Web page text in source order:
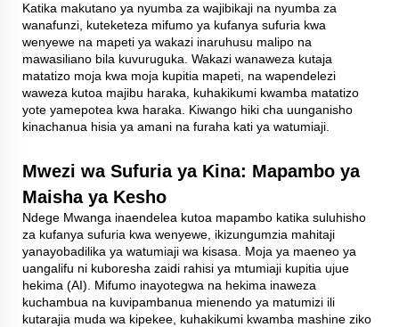
Katika makutano ya nyumba za wajibikaji na nyumba za
wanafunzi, kuteketeza mifumo ya kufanya sufuria kwa
wenyewe na mapeti ya wakazi inaruhusu malipo na
mawasiliano bila kuvuruguka. Wakazi wanaweza kutaja
matatizo moja kwa moja kupitia mapeti, na wapendelezi
waweza kutoa majibu haraka, kuhakikumi kwamba matatizo
yote yamepotea kwa haraka. Kiwango hiki cha uunganisho
kinachanua hisia ya amani na furaha kati ya watumiaji.
Mwezi wa Sufuria ya Kina: Mapambo ya
Maisha ya Kesho
Ndege Mwanga inaendelea kutoa mapambo katika suluhisho
za kufanya sufuria kwa wenyewe, ikizungumzia mahitaji
yanayobadilika ya watumiaji wa kisasa. Moja ya maeneo ya
uangalifu ni kuboresha zaidi rahisi ya mtumiaji kupitia ujue
hekima (AI). Mifumo inayotegwa na hekima inaweza
kuchambua na kuvipambanua mienendo ya matumizi ili
kutarajia muda wa kipekee, kuhakikumi kwamba mashine ziko